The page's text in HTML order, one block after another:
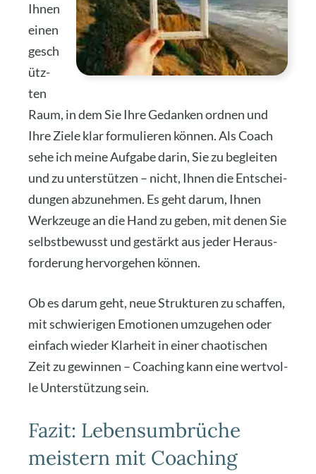
Ihnen
einen
gesch
ütz­
ten
Raum, in dem Sie Ihre Gedan­ken ord­nen und
Ihre Zie­le klar for­mu­lie­ren kön­nen. Als Coach
sehe ich mei­ne Auf­ga­be dar­in, Sie zu beglei­ten
und zu unter­stüt­zen – nicht, Ihnen die Ent­schei­
dun­gen abzu­neh­men. Es geht dar­um, Ihnen
Werk­zeu­ge an die Hand zu geben, mit denen Sie
selbst­be­wusst und gestärkt aus jeder Her­aus­
for­de­rung her­vor­ge­hen kön­nen.
Ob es dar­um geht, neue Struk­tu­ren zu schaf­fen,
mit schwie­ri­gen Emo­tio­nen umzu­ge­hen oder
ein­fach wie­der Klar­heit in einer chao­ti­schen
Zeit zu gewin­nen – Coa­ching kann eine wert­vol­
le Unter­stüt­zung sein.
Fazit: Lebensumbrüche
meistern mit Coaching